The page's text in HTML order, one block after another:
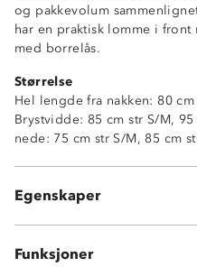
og pakkevolum
har en praktisk lomme i
med borrelås.
Størrelse
Hel lengde fra nakken: 80
Brystvidde: 85 cm str S/M,
nede: 75 cm str S/M, 85 cm
Egenskaper
Vanntett (10 000mm
Vindtett
2-veisstretch
Lomme i front med
Borrelåsstramming i
Fast hette med
2,5 lags skallkvalitet
Funksjoner